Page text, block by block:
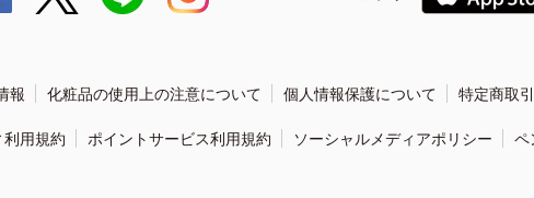
報 化粧品の使用上の注意について 個人情報保護について 特定商取
用規約 ポイントサービス利用規約 ソーシャルメディアポリシー ペ